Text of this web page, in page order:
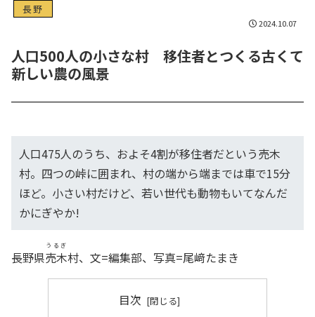
長野
2024.10.07
人口500人の小さな村 移住者とつくる古くて
新しい農の風景
人口475人のうち、およそ4割が移住者だという売木
村。四つの峠に囲まれ、村の端から端までは車で15分
ほど。小さい村だけど、若い世代も動物もいてなんだ
かにぎやか!
長野県売木
うるぎ
村、文=編集部、写真=尾﨑たまき
目次